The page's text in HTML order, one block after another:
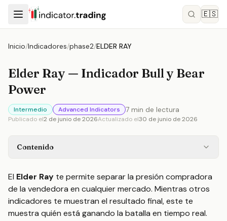
🇪🇸
Inicio/Indicadores/phase2/ELDER RAY
Elder Ray — Indicador Bull y Bear
Power
Intermedio Advanced Indicators 7 min de lectura
Publicado el2 de junio de 2026Actualizado el30 de junio de 2026
Contenido
El Elder Ray te permite separar la presión compradora
de la vendedora en cualquier mercado. Mientras otros
indicadores te muestran el resultado final, este te
muestra quién está ganando la batalla en tiempo real.